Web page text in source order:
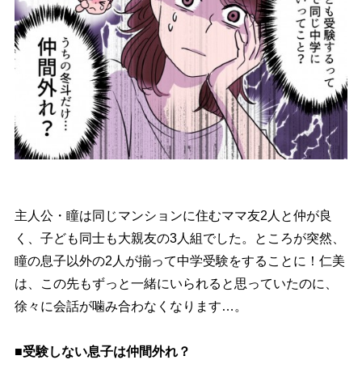
主人公・瞳は同じマンションに住むママ友2人と仲が良
く、子ども同士も大親友の3人組でした。ところが突然、
瞳の息子以外の2人が揃って中学受験をすることに！仁美
は、この先もずっと一緒にいられると思っていたのに、
徐々に会話が噛み合わなくなります…。
■受験しない息子は仲間外れ？